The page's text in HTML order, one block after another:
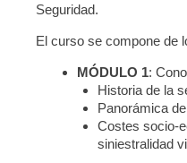
Seguridad.
El curso se compone de
MÓDULO 1:
Historia de la
Panorámica
Costes socio-
siniestralidad